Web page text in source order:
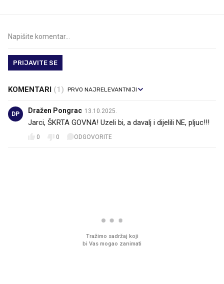
PRIJAVITE SE
KOMENTARI (1)
DP Dražen Pongrac 13.10.2025.
Jarci, ŠKRTA GOVNA! Uzeli bi, a davalj i dijelili NE, pljuc!!!
0 0 ODGOVORITE